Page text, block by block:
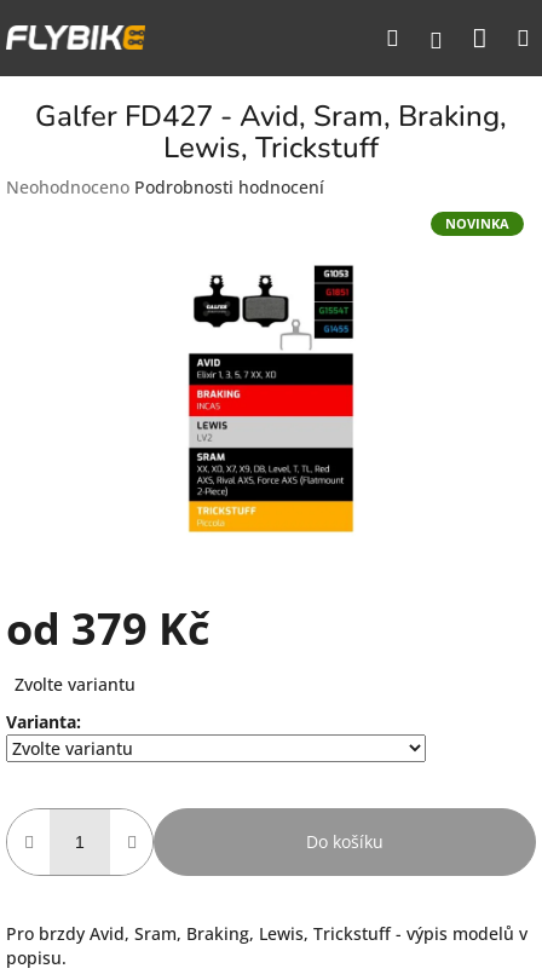
na
Hledat
Galfer FD427 - Avid, Sram, Braking,
Lewis, Trickstuff
Průměrné
Neohodnoceno Podrobnosti hodnocení
NOVINKA
od 379 Kč
cena:
Zvolte variantu
Varianta:
Do košíku
Pro brzdy Avid, Sram, Braking, Lewis, Trickstuff - výpis modelů v
popisu.